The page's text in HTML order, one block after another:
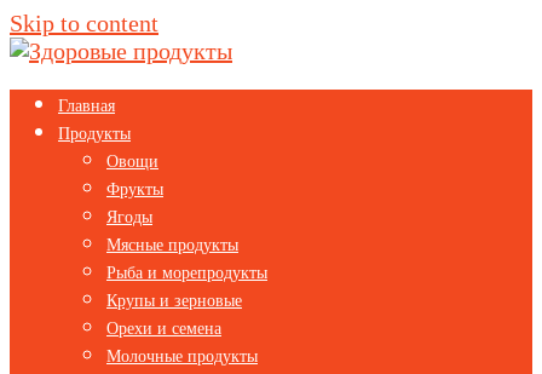
Skip to content
Главная
Продукты
Овощи
Фрукты
Ягоды
Мясные продукты
Рыба и морепродукты
Крупы и зерновые
Орехи и семена
Молочные продукты